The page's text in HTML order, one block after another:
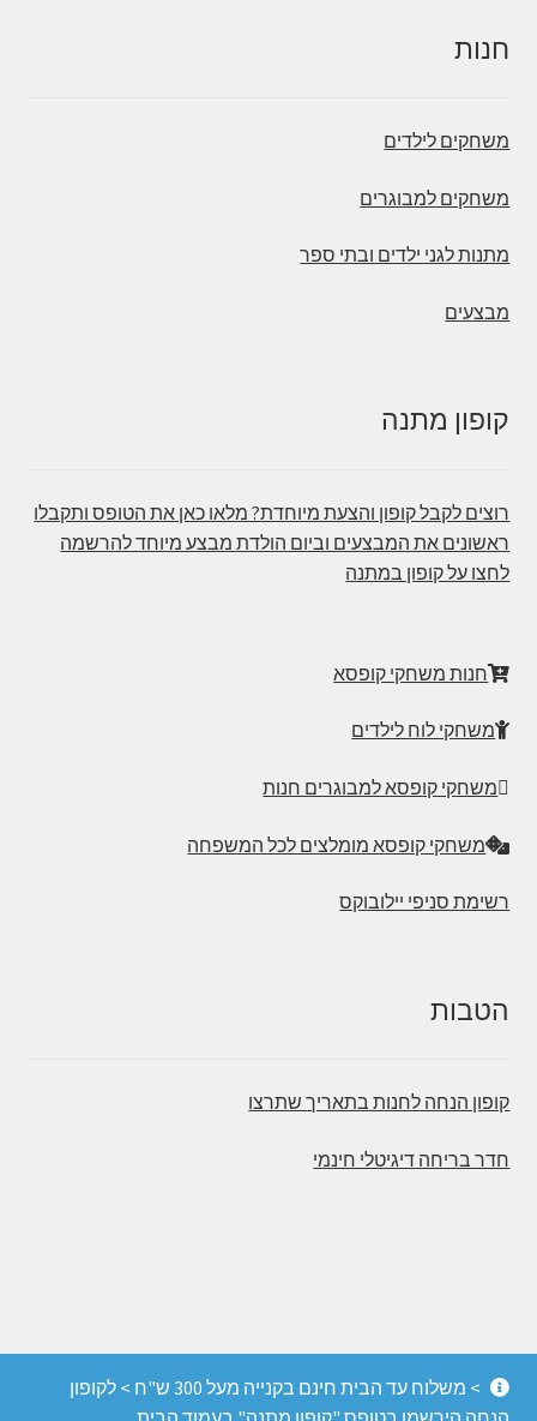
חנות
משחקים לילדים
משחקים למבוגרים
מתנות לגני ילדים ובתי ספר
מבצעים
קופון מתנה
רוצים לקבל קופון והצעת מיוחדת? מלאו כאן את הטופס ותקבלו
ראשונים את המבצעים וביום הולדת מבצע מיוחד להרשמה
לחצו על קופון במתנה
חנות משחקי קופסא
משחקי לוח לילדים
משחקי קופסא למבוגרים חנות
משחקי קופסא מומלצים לכל המשפחה
רשימת סניפי יילובוקס
הטבות
קופון הנחה לחנות בתאריך שתרצו
חדר בריחה דיגיטלי חינמי
מחשבה 2026
> משלוח עד הבית חינם בקנייה מעל 300 ש"ח > לקופון